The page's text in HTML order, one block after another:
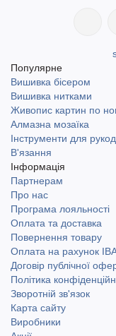
Популярне
Вишивка бісером
Вишивка нитками
Живопис картин по
Алмазна мозаїка
Інструменти для
В'язання
Інформація
Партнерам
Про нас
Програма лояльності
Оплата та доставка
Повернення товару
Оплата на рахунок
Договір публічної
Політика
Зворотній зв'язок
Карта сайту
Виробники